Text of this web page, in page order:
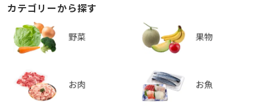
カテゴリーから探す